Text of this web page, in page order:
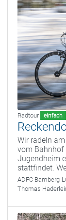
Radtour einfach
Wir radeln
vom Bahnhof
Jugendheim
stattfindet.
ADFC Bamberg
Thomas